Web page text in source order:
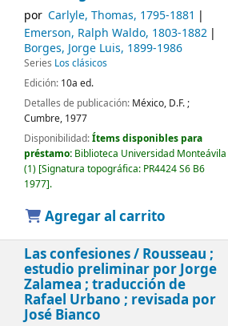
por Carlyle, Thomas, 1795-1881
Emerson, Ralph Waldo, 1803-1882
Borges, Jorge Luis, 1899-1986
Series Los clásicos
Edición: 10a ed.
Detalles de publicación: México, D.F. ;
Cumbre, 1977
Disponibilidad:Ítems disponibles para
préstamo: Biblioteca Universidad Monteávila
(1) Signatura topográfica: PR4424 S6 B6
1977 .
Agregar al carrito
Las confesiones / Rousseau ;
estudio preliminar por Jorge
Zalamea ; traducción de
Rafael Urbano ; revisada por
José Bianco